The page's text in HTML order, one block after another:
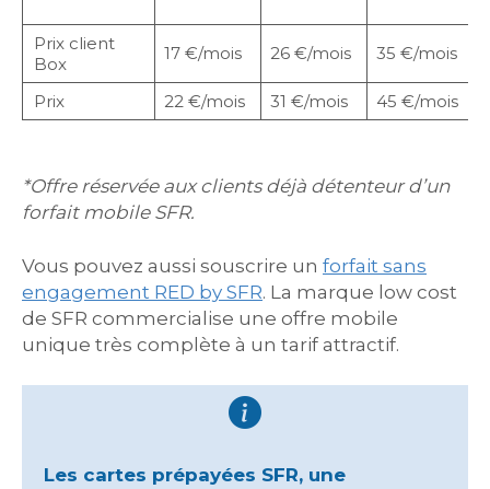
Prix client
Box
17 €/mois 26 €/mois 35 €/mois
Prix 22 €/mois 31 €/mois 45 €/mois
*Offre réservée aux clients déjà détenteur d’un
forfait mobile SFR.
Vous pouvez aussi souscrire un forfait sans
engagement RED by SFR. La marque low cost
de SFR commercialise une offre mobile
unique très complète à un tarif attractif.
Les cartes prépayées SFR, une